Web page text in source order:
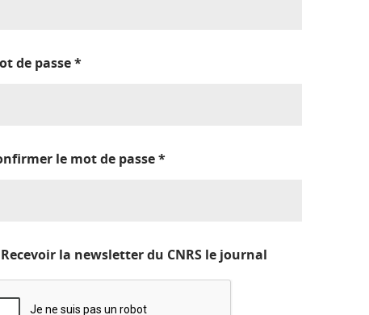
de passe*
le mot de passe*
Recevoir la newsletter du CNRS le journal